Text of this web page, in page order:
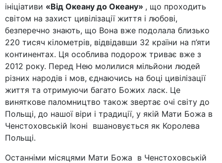
ініціативи «Від Океану до Океану» , що проходить
світом на захист цивілізації життя і любові,
безперечно знають, що Вона вже подолала близько
220 тисяч кілометрів, відвідавши 32 країни на п’яти
континентах. Ця особлива подорож триває вже з
2012 року. Перед Нею молилися мільйони людей
різних народів і мов, єднаючись на боці цивілізації
життя та отримуючи багато Божих ласк. Це
виняткове паломництво також звертає очі світу до
Польщі, до нашої віри і традиції, у якій Мати Божа в
Ченстоховській Іконі вшановується як Королева
Польщі.
Останніми місяцями Мати Божа в Ченстоховській